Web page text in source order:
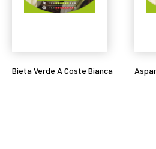
Bieta Verde A Coste Bianca